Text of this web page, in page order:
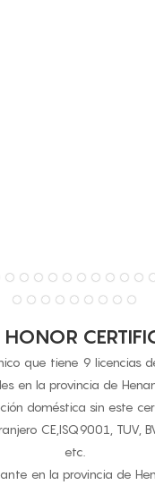
que tiene 9 licencias
en la provincia de
doméstica sin este
CE,ISQ9001, TUV,
etc.
en la provincia de